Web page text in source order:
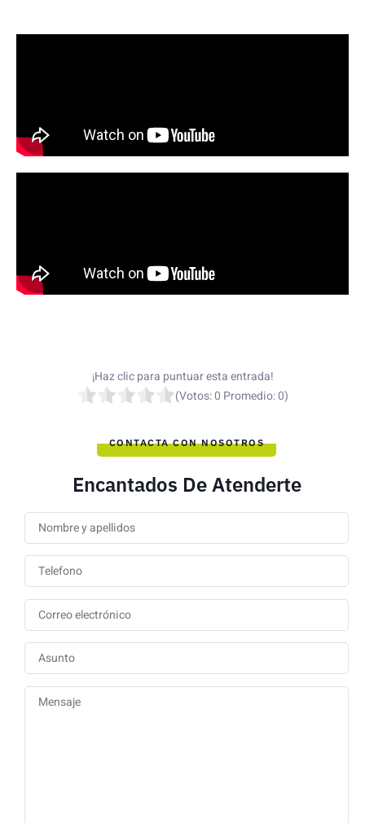
¡Haz clic para puntuar esta entrada!
(Votos:0 Promedio:0)
CONTACTA CON NOSOTROS
Encantados De Atenderte